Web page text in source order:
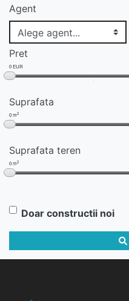
Agent
Pret
0 EUR
Suprafata
0 m2
Suprafata teren
0 m2
Doar constructii noi